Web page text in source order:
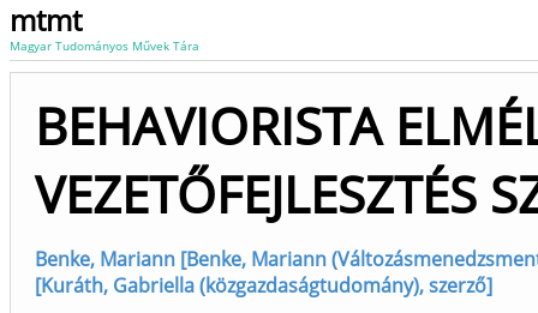
mtmt
Magyar Tudományos Művek Tára
BEHAVIORISTA
VEZETŐFEJLESZTÉS
Benke, Mariann [Benke, Mariann
[Kuráth, Gabriella (közgazdaságtudomány), szerző]